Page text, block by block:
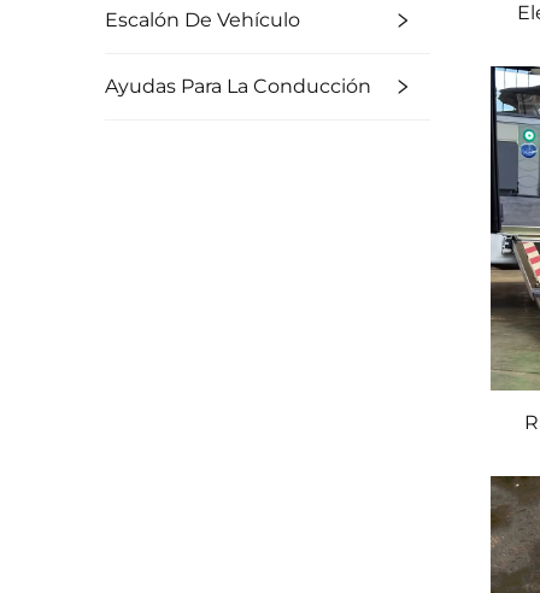
Escalón De Vehículo
Ayudas Para La Conducción